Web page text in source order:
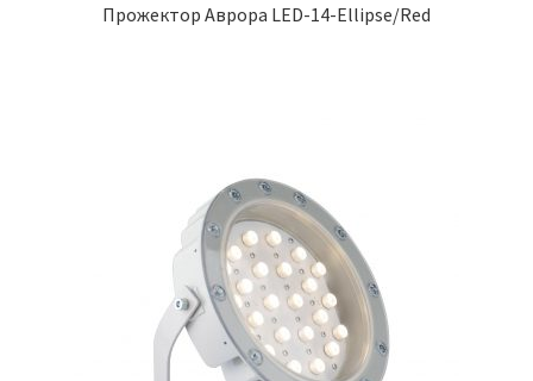
Прожектор Аврора LED-14-Ellipse/Red